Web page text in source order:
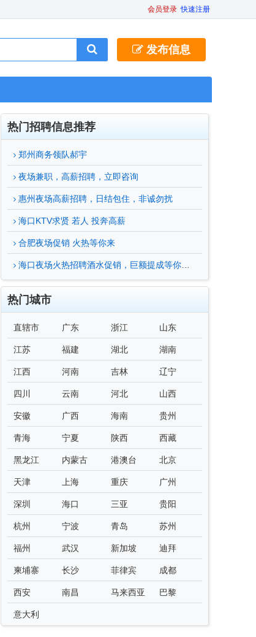
会员登录 快速注册
发布信息
热门招聘信息推荐
郑州商务领队郝宇
夜场兼职，高薪招聘，立即咨询
惠州夜场高薪招聘，日结包住，非诚勿扰
海口KTV求贤 若人 投奔高薪
合肥夜场促销 火热等你来
海口夜场火热招聘酒水促销，巨额提成等你来拿
热门城市
直辖市 广东 浙江 山东
江苏 福建 湖北 湖南
江西 河南 吉林 辽宁
四川 云南 河北 山西
安徽 广西 海南 贵州
青海 宁夏 陕西 西藏
黑龙江 内蒙古 港澳台 北京
天津 上海 重庆 广州
深圳 海口 三亚 贵阳
杭州 宁波 青岛 苏州
福州 武汉 新加坡 迪拜
柬埔寨 长沙 菲律宾 成都
西安 南昌 马来西亚 巴黎
意大利